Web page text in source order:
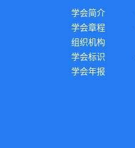
学会简介
学会章程
组织机构
学会标识
学会年报